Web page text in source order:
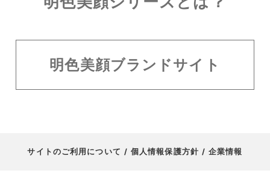
明色美顔ブランドサイト
サイトのご利用について 個人情報保護方針 企業情報